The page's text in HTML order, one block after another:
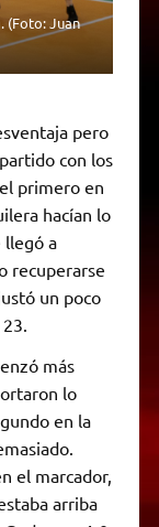
(Foto: Juan
pero
con los
primero en
hacían lo
llegó a
recuperarse
un poco
más
lo
en la
el marcador,
arriba